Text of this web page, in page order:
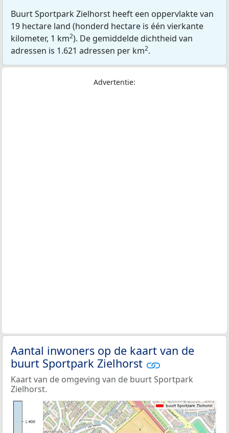
Buurt Sportpark Zielhorst heeft een oppervlakte van
19 hectare land (honderd hectare is één vierkante
kilometer, 1 km2). De gemiddelde dichtheid van
adressen is 1.621 adressen per km2.
Advertentie:
Aantal inwoners op de kaart van de
buurt Sportpark Zielhorst
Kaart van de omgeving van de buurt Sportpark
Zielhorst.